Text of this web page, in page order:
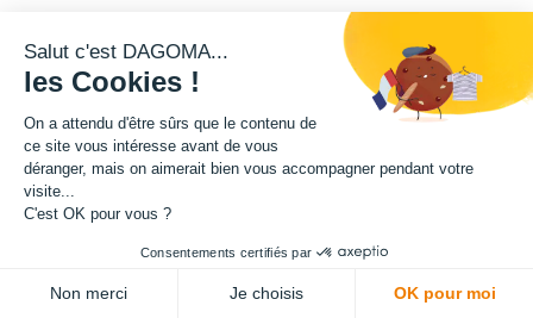
Cette bobine de filament de la teinte Pantone 2935 C fait partie de notre
composition, ce filament présente une exceptionnelle qualité en terme de
robustesse. Rigidité, résistance au choc, résistance aux effets de
Salut c'est DAGOMA...
les Cookies !
On a attendu d'être sûrs que le contenu de
ce site vous intéresse avant de vous
déranger, mais on aimerait bien vous accompagner pendant votre
visite...
C'est OK pour vous ?
Consentements certifiés par
Non merci Je choisis OK pour moi